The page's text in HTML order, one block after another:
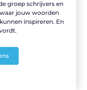
groep schrijvers en
jouw woorden
inspireren. En